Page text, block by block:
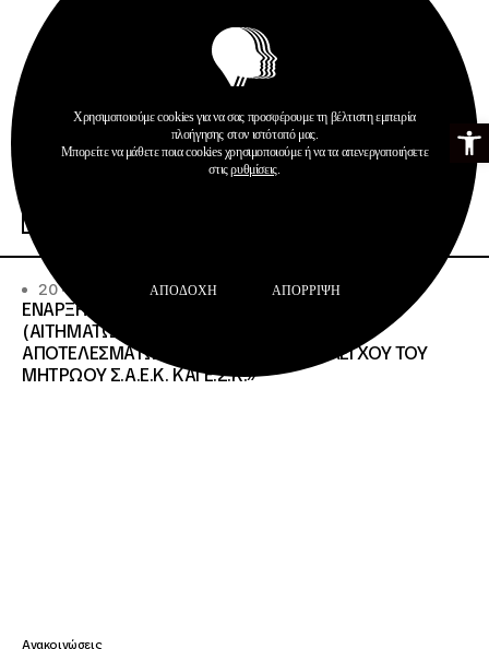
Ανοίξτε
Ανακοινώσεις
20 · 07 · 2026
ΕΝΑΡΞΗ ΔΙΑΔΙΚΑΣΙΑΣ ΥΠΟΒΟΛΗΣ ΕΝΣΤΑΣΕΩΝ
(ΑΙΤΗΜΑΤΩΝ ΕΠΑΝΕΛΕΓΧΟΥ) ΕΠΙ ΤΩΝ
ΑΠΟΤΕΛΕΣΜΑΤΩΝ ΤΟΥ ΔΙΟΙΚΗΤΙΚΟΥ ΕΛΕΓΧΟΥ ΤΟΥ
ΜΗΤΡΩΟΥ Σ.Α.Ε.Κ. ΚΑΙ Ε.Σ.Κ.»
Ανακοινώσεις
Χρησιμοποιούμε cookies για να σας προσφέρουμε τη βέλτιστη εμπειρία
πλοήγησης στον ιστότοπό μας.
Μπορείτε να μάθετε ποια cookies χρησιμοποιούμε ή να τα απενεργοποιήσετε
στιςρυθμίσεις.
ΑΠΟΔΟΧΉ ΑΠΌΡΡΙΨΗ